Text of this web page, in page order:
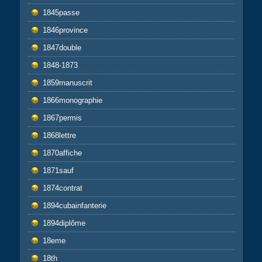
1845passe
1846province
1847double
1848-1873
1859manuscrit
1866monographie
1867permis
1868lettre
1870affiche
1871sauf
1874contrat
1894cubainfanterie
1894diplôme
18eme
18th